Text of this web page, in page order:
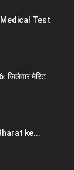
Medical Test
मेरिट
ke...